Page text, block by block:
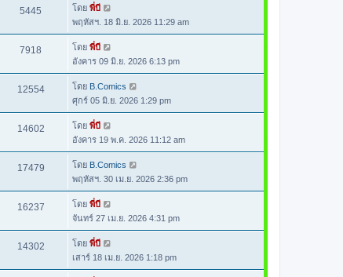
5445 โดย พี่บี
พฤหัสฯ. 18 มิ.ย. 2026 11:29 am
7918 โดย พี่บี
อังคาร 09 มิ.ย. 2026 6:13 pm
12554 โดย B.Comics
ศุกร์ 05 มิ.ย. 2026 1:29 pm
14602 โดย พี่บี
อังคาร 19 พ.ค. 2026 11:12 am
17479 โดย B.Comics
พฤหัสฯ. 30 เม.ย. 2026 2:36 pm
16237 โดย พี่บี
จันทร์ 27 เม.ย. 2026 4:31 pm
14302 โดย พี่บี
เสาร์ 18 เม.ย. 2026 1:18 pm